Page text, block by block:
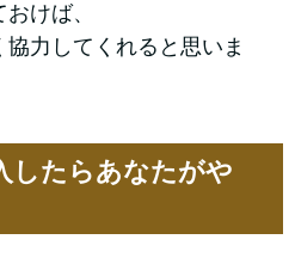
けば、
力してくれると思いま
したらあなたがや